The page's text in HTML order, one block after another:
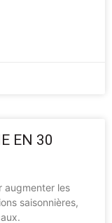
EN 30
augmenter les
saisonnières,